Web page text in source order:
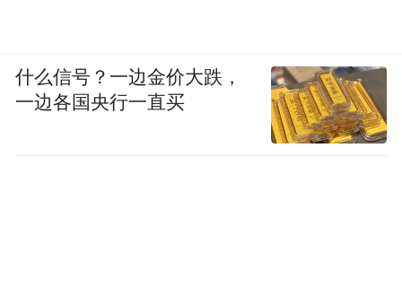
什么信号？一边金价大跌，
一边各国央行一直买